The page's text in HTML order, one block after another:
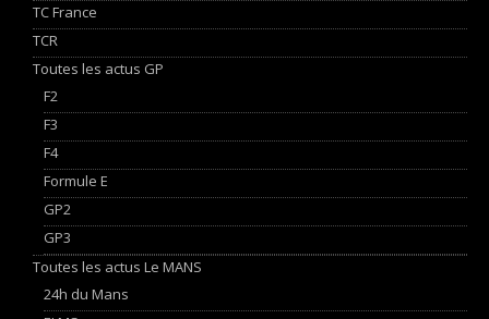
TC France
TCR
Toutes les actus GP
F2
F3
F4
Formule E
GP2
GP3
Toutes les actus Le MANS
24h du Mans